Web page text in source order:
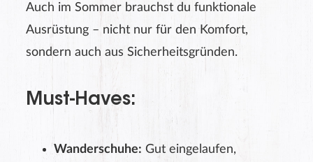
Auch im Sommer brauchst du funktionale
Ausrüstung – nicht nur für den Komfort,
sondern auch aus Sicherheitsgründen.
Must-Haves:
Wanderschuhe: Gut eingelaufen,